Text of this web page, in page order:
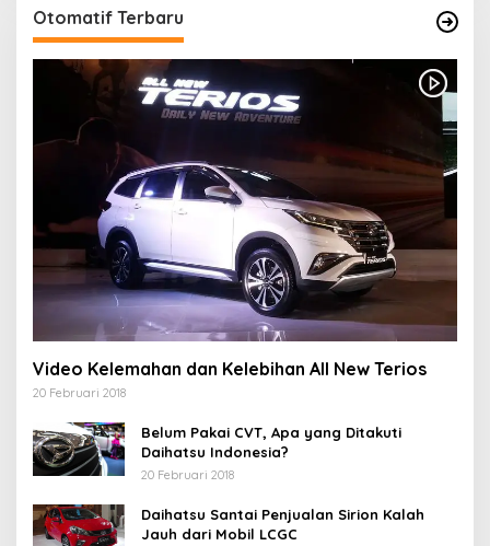
Otomatif Terbaru
Video Kelemahan dan Kelebihan All New Terios
20 Februari 2018
Belum Pakai CVT, Apa yang Ditakuti
Daihatsu Indonesia?
20 Februari 2018
Daihatsu Santai Penjualan Sirion Kalah
Jauh dari Mobil LCGC